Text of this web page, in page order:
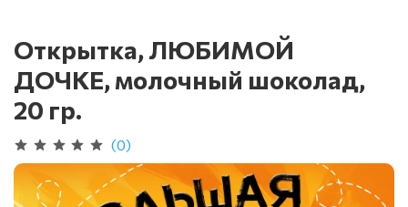
Открытка, ЛЮБИМОЙ
ДОЧКЕ, молочный шоколад,
20 гр.
(0)